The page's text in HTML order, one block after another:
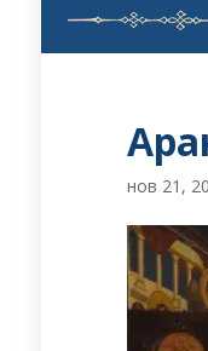
нов 21,